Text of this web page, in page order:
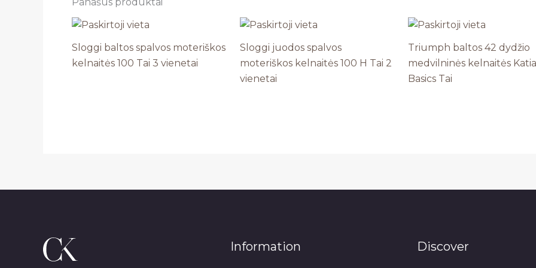
Panašūs produktai
Sloggi baltos spalvos moteriškos
kelnaitės 100 Tai 3 vienetai
Sloggi juodos spalvos
moteriškos kelnaitės 100 H Tai 2
vienetai
Triumph baltos 42 dydžio
medvilninės kelnaitės Katia
Basics Tai
Information Discover